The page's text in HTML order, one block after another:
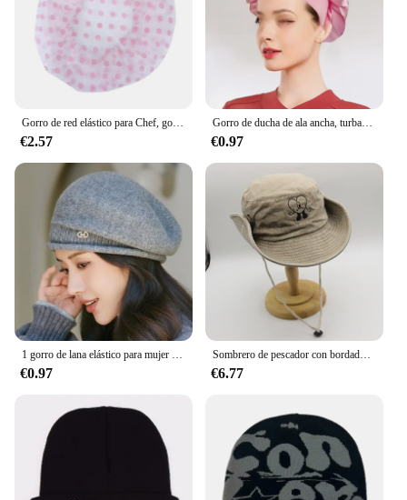
cap ensures that your camera lens remains in
pristine condition.
Gorro de red elástico para Chef, gorros de cocina, trabajo de salud, restaurante, servicio de comida, panadería, gorro transpirable para mujer, 1 unidad
€2.57
Gorro de ducha de ala ancha, turbante de alta elasticidad, gorro de belleza para el cuidado del cabello, camisón de satén para el cuidado femenino
€0.97
1 gorro de lana elástico para mujer con bolsillo, gorro de punto acrílico suave y acogedor para otoño e invierno
€0.97
Sombrero de pescador con bordado de Bad Bunny para hombre y mujer, gorro de pescador de UN VERANO SIN TI, plegable, para el sol y la playa
€6.77